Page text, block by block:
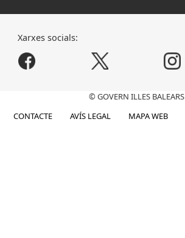
Xarxes socials:
© GOVERN ILLES BALEARS
CONTACTE
AVÍS LEGAL MAPA WEB